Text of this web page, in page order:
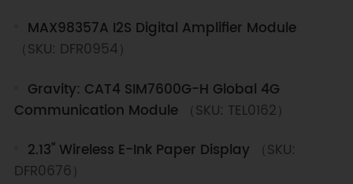
MAX98357A I2S Digital Amplifier Module
（SKU: DFR0954）
Gravity: CAT4 SIM7600G-H Global 4G
Communication Module （SKU: TEL0162）
2.13" Wireless E-Ink Paper Display
（SKU:
DFR0676）